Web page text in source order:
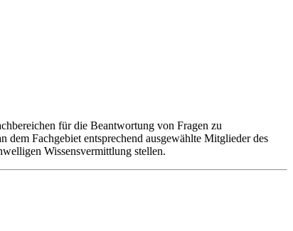
für die Beantwortung von Fragen zu
dem Fachgebiet entsprechend ausgewählte Mitglieder des
Wissensvermittlung stellen.